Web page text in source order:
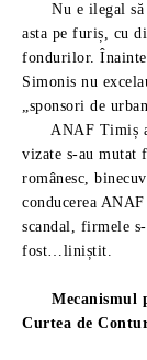
Nu e ilegal să
asta pe furiș, cu
fondurilor.
Simonis nu
„sponsori de
ANAF Timiș a
vizate s-au mutat
românesc,
conducerea
scandal, firmele
fost…liniștit.
Mecanismul
Curtea de